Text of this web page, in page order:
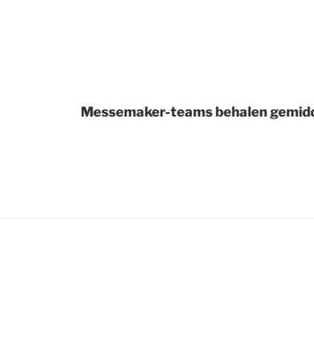
Messemaker-teams behalen